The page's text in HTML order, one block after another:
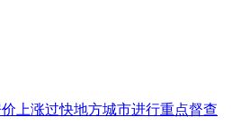
上涨过快地方城市进行重点督查